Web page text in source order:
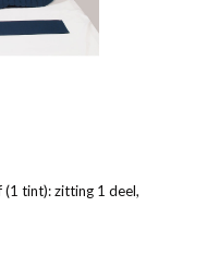
tint): zitting 1 deel,